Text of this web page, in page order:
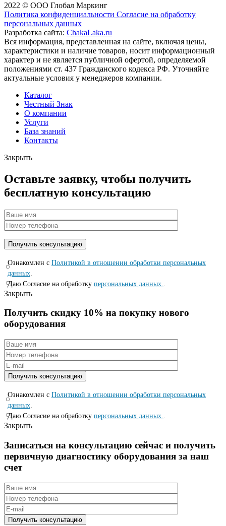
2022 © ООО Глобал Маркинг
Политика конфиденциальности Согласие на обработку
персональных данных
Разработка сайта: ChakaLaka.ru
Вся информация, представленная на сайте, включая цены,
характеристики и наличие товаров, носит информационный
характер и не является публичной офертой, определяемой
положениями ст. 437 Гражданского кодекса РФ. Уточняйте
актуальные условия у менеджеров компании.
Каталог
Честный Знак
О компании
Услуги
База знаний
Контакты
Закрыть
Оставьте заявку, чтобы получить
бесплатную консультацию
Ознакомлен с Политикой в отношении обработки персональных
данных
Даю Согласие на обработку персональных данных.
Закрыть
Получить скидку 10% на покупку нового
оборудования
Ознакомлен с Политикой в отношении обработки персональных
данных.
Даю Согласие на обработку персональных данных..
Закрыть
Записаться на консyльтацию сейчас и полyчить
первичную диагностикy оборyдования за наш
счет